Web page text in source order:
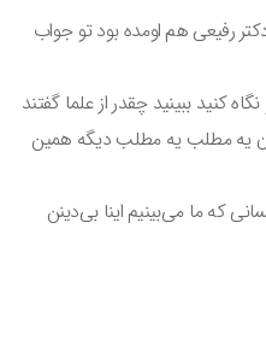
رفیعی هم اومده بود تو جواب
کنید ببینید چقدر از علما گفتند
یه مطلب یه مطلب دیگه همین
که ما می‌بینیم اینا بی‌دینن